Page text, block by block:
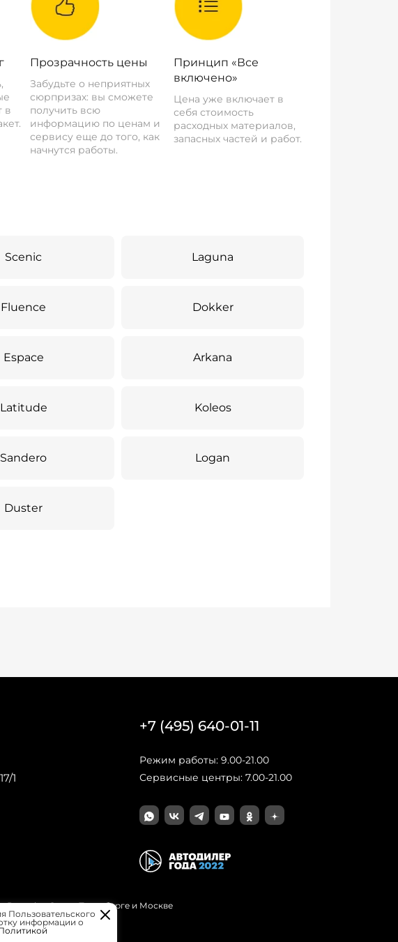
в
Прозрачность цены
Забудьте о неприятных
сюрпризах: вы сможете
получить всю
информацию по ценам и
сервису еще до того, как
начнутся работы.
Принцип «Все
включено»
Цена уже включает в
себя стоимость
расходных материалов,
запасных частей и работ.
Scenic Laguna
Fluence Dokker
Espace Arkana
Latitude Koleos
Sandero Logan
Duster
1
+7 (495) 640-01-11
Режим работы: 9.00-21.00
Сервисные центры: 7.00-21.00
Renault в Санкт-Петербурге и Москве
Пользовательского
информации о